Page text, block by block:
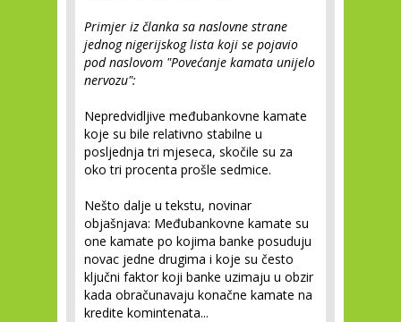
Primjer iz članka sa naslovne strane
jednog nigerijskog lista koji se pojavio
pod naslovom "Povećanje kamata unijelo
nervozu":
Nepredvidljive međubankovne kamate
koje su bile relativno stabilne u
posljednja tri mjeseca, skočile su za
oko tri procenta prošle sedmice.
Nešto dalje u tekstu, novinar
objašnjava: Međubankovne kamate su
one kamate po kojima banke posuduju
novac jedne drugima i koje su često
ključni faktor koji banke uzimaju u obzir
kada obračunavaju konačne kamate na
kredite komintenata...